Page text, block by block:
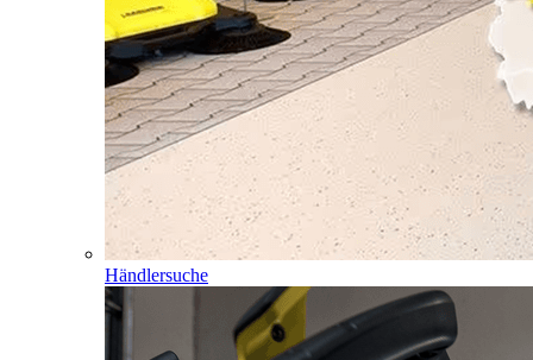
Händlersuche